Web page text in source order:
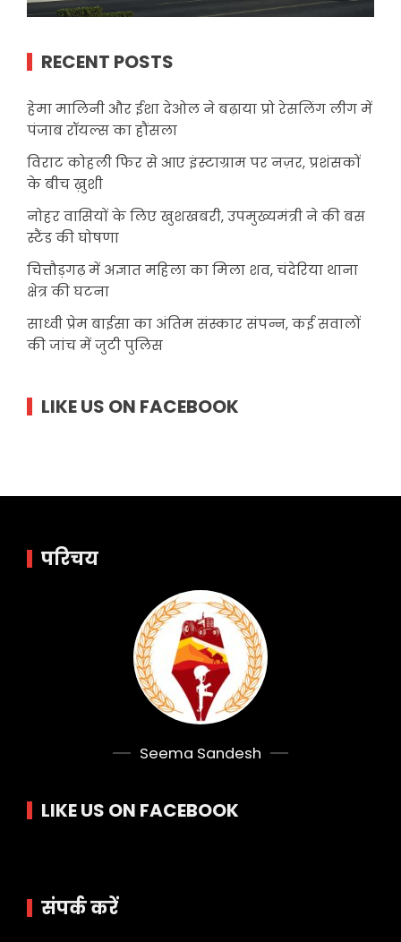
RECENT POSTS
हेमा मालिनी और ईशा देओल ने बढ़ाया प्रो रेसलिंग लीग में
पंजाब रॉयल्स का हौंसला
विराट कोहली फिर से आए इंस्टाग्राम पर नज़र, प्रशंसकों
के बीच ख़ुशी
नोहर वासियों के लिए खुशखबरी, उपमुख्यमंत्री ने की बस
स्टैंड की घोषणा
चित्तौड़गढ़ में अज्ञात महिला का मिला शव, चंदेरिया थाना
क्षेत्र की घटना
साध्वी प्रेम बाईसा का अंतिम संस्कार संपन्न, कई सवालों
की जांच में जुटी पुलिस
LIKE US ON FACEBOOK
परिचय
Seema Sandesh
LIKE US ON FACEBOOK
संपर्क करें